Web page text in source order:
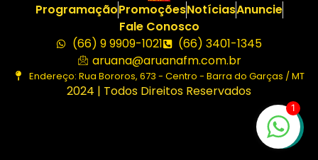
ProgramaçãoPromoçõesNotíciasAnuncie
Fale Conosco
(66) 9 9909-1021
(66) 3401-1345
aruana@aruanafm.com.br
Endereço: Rua Bororos, 673 - Centro - Barra do Garças / MT
2024 | Todos Direitos Reservados
1